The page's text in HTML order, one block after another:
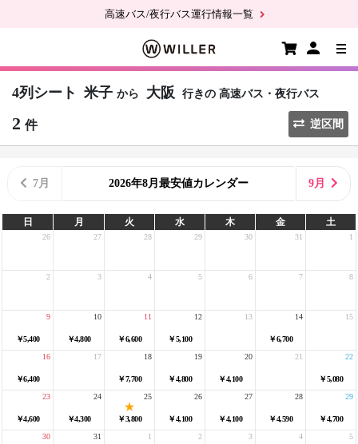
高速バス/夜行バス運行情報一覧
4列シート 米子 から 大阪 行きの 高速バス・夜行バス
2 件 逆区間
7月 2026年8月最安値カレンダー 9月
日 月 火 水 木 金 土
26 27 28 29 30 31 1
2 3 4 5 6 7 8
￥5,400
9
￥4,800
10
￥6,600
11
￥5,100
12 13
￥6,700
14 15
￥6,400
16 17
￥7,700
18
￥4,800
19
￥4,100
20 21
￥5,080
22
￥4,600
23
￥4,300
24
￥3,800
25
￥4,100
26
￥4,100
27
￥4,590
28
￥4,700
29
30 31 1 2 3 4 5